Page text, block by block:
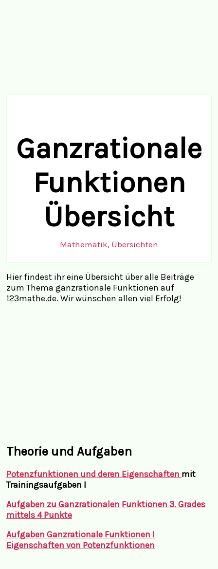
Ganzrationale
Funktionen
Übersicht
Mathematik, Übersichten
Hier findest ihr eine Übersicht über alle Beiträge
zum Thema ganzrationale Funktionen auf
123mathe.de. Wir wünschen allen viel Erfolg!
Theorie und Aufgaben
Potenzfunktionen und deren Eigenschaften mit
Trainingsaufgaben I
Aufgaben zu Ganzrationalen Funktionen 3. Grades
mittels 4 Punkte
Aufgaben Ganzrationale Funktionen I
Eigenschaften von Potenzfunktionen